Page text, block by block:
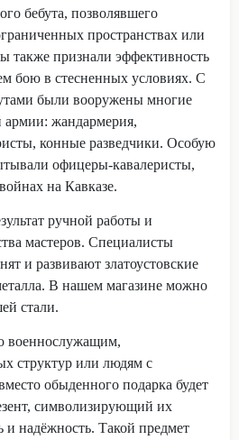
бебута, позволявшего
пространствах или
также признали эффективность
бою в стесненных условиях. С
были вооружены многие
армии: жандармерия,
конные разведчики. Особую
офицеры-кавалеристы,
на Кавказе.
ручной работы и
мастеров. Специалисты
и развивают златоустовские
В нашем магазине можно
стали.
военнослужащим,
структур или людям с
обыденного подарка будет
символизирующий их
и надёжность. Такой предмет